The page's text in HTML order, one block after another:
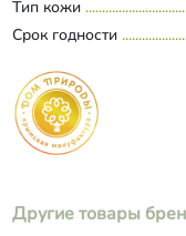
Тип кожи
Срок годности
Другие товары